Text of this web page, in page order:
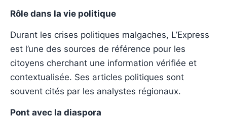
Rôle dans la vie politique
Durant les crises politiques malgaches, L’Express
est l’une des sources de référence pour les
citoyens cherchant une information vérifiée et
contextualisée. Ses articles politiques sont
souvent cités par les analystes régionaux.
Pont avec la diaspora